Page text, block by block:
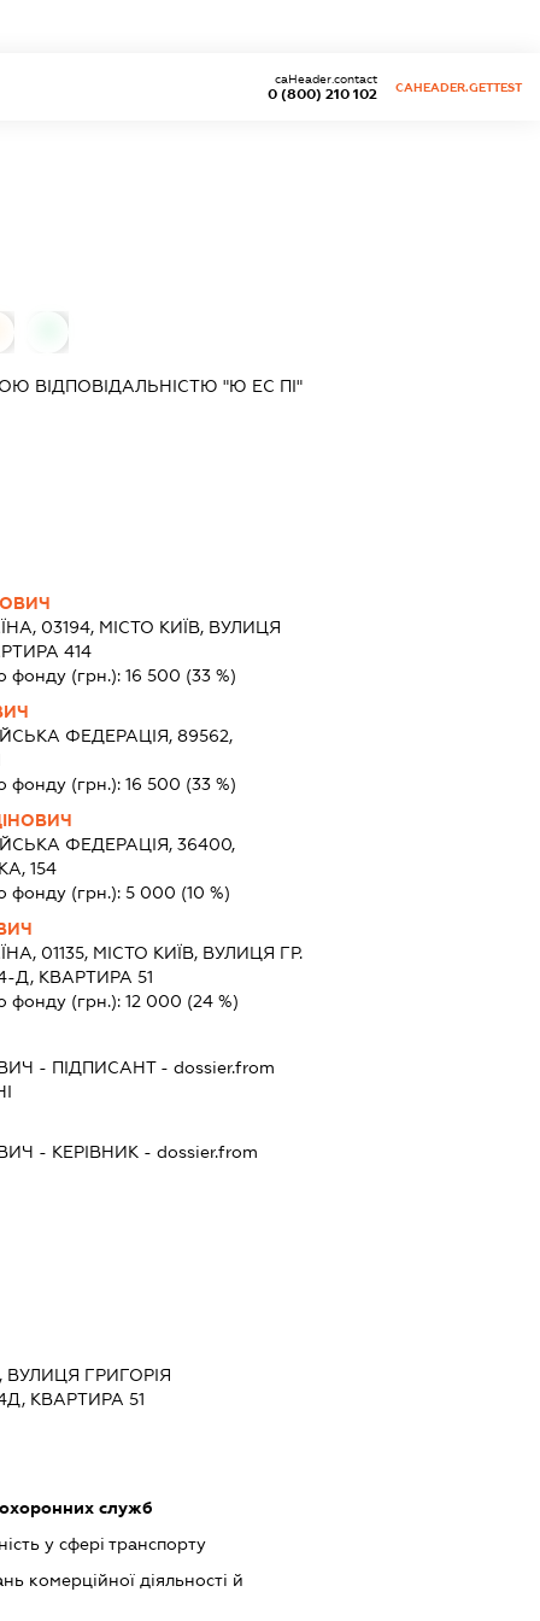
0 (800) 210 102
caHeader.contact
CAHEADER.GETTEST
ВІДПОВІДАЛЬНІСТЮ "Ю ЕС ПІ"
03194, МІСТО КИЇВ, ВУЛИЦЯ
414
фонду (грн.):16 500 (33 %)
ФЕДЕРАЦІЯ, 89562,
фонду (грн.):16 500 (33 %)
ФЕДЕРАЦІЯ, 36400,
154
фонду (грн.):5 000 (10 %)
01135, МІСТО КИЇВ, ВУЛИЦЯ ГР.
КВАРТИРА 51
фонду (грн.):12 000 (24 %)
- ПІДПИСАНТ- dossier.from
- КЕРІВНИК - dossier.from
ВУЛИЦЯ ГРИГОРІЯ
КВАРТИРА 51
охоронних служб
у сфері транспорту
комерційної діяльності й